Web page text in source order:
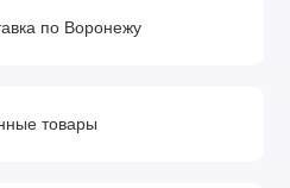
по Воронежу
товары